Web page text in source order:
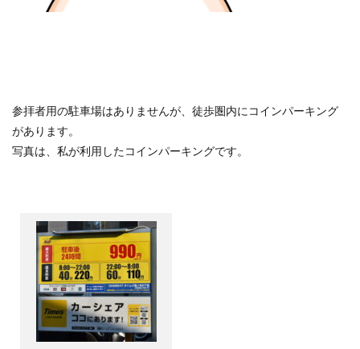
参拝者用の駐車場はありませんが、徒歩圏内にコインパーキング
があります。
写真は、私が利用したコインパーキングです。